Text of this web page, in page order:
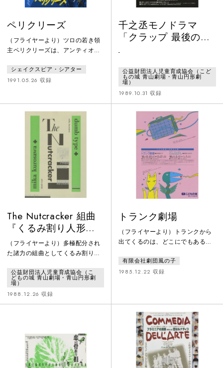
ペリクリーズ
（フライヤーより）ツロの若き領
主ペリクリーズは、アンティオケ
イオカスの課した謎を解くが、父
と娘の秘密の関係をも見破ってし
スに託し、刺客の追手を逃れるた
めに密かに出国する。途中、難破
してたどり着いたペンタポリス
で、その地の王サイモニディーズ
の娘セーザに慕われて結婚する。
しかし、故郷からの手紙で急遽、
身重の妻を伴
シェイクスピア・シアター
1991.05.26 収録
千之丞モノドラマ
「クラップ 最後のテ
ープ」
-
公益財団法人児童育成協会（こど
もの城 青山劇場・青山円形劇
場）
1989.10.31 収録
The Nutcracker 組曲
『くるみ割り人形』
黒沢美香とダムタイ
プによる公正な見本
（フライヤーより）多極配分され
た諸力の組曲としてくるみ割り人
ラベルとして—通底機として—諸
断片の異質性—として後から計算
する機械従って—累積する—精確
な多角形の—方法—など贋の平衡
反復する異形の—散逸する—寛大
な—カバン劇—無関心—水準器な
ど—分布図など—中空の箱の中の
奇麗な頂点—を—公正に蘇生する
公益財団法人児童育成協会（こ
どもの城 青山劇場・青山円形劇
場）
1988.12.26 収録
トランク劇場
（フライヤーより）トランクから
出てくるのは、どこにでもあるガ
ン、穴のあいたフライパン、たっ
た1本のロープ…。でも、ちょっ
ダ・中近東・東南アジア・アフリ
カなど、世界各地の子どもたち
に、言葉を越える感動を与えた劇
団風の子からのクリスマス・プレ
ゼントートランク劇場☆
有限会社劇団風の子
1985.12.22 収録